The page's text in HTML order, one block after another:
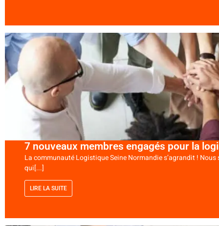
7 nouveaux membres engagés pour la
La communauté Logistique Seine Normandie s’agrandit !
qui[...]
LIRE LA SUITE